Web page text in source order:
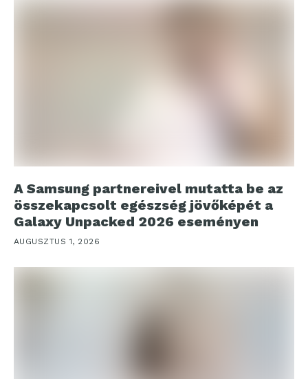
A Samsung partnereivel mutatta be az
összekapcsolt egészség jövőképét a
Galaxy Unpacked 2026 eseményen
AUGUSZTUS 1, 2026